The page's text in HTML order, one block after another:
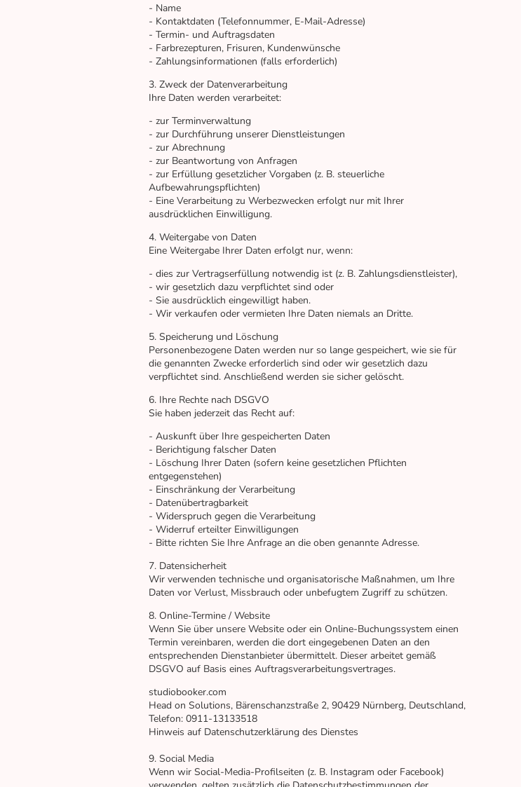
- Name
- Kontaktdaten (Telefonnummer, E-Mail-Adresse)
- Termin- und Auftragsdaten
- Farbrezepturen, Frisuren, Kundenwünsche
- Zahlungsinformationen (falls erforderlich)
3. Zweck der Datenverarbeitung
Ihre Daten werden verarbeitet:
- zur Terminverwaltung
- zur Durchführung unserer Dienstleistungen
- zur Abrechnung
- zur Beantwortung von Anfragen
- zur Erfüllung gesetzlicher Vorgaben (z. B. steuerliche
Aufbewahrungspflichten)
- Eine Verarbeitung zu Werbezwecken erfolgt nur mit Ihrer
ausdrücklichen Einwilligung.
4. Weitergabe von Daten
Eine Weitergabe Ihrer Daten erfolgt nur, wenn:
- dies zur Vertragserfüllung notwendig ist (z. B. Zahlungsdienstleister),
- wir gesetzlich dazu verpflichtet sind oder
- Sie ausdrücklich eingewilligt haben.
- Wir verkaufen oder vermieten Ihre Daten niemals an Dritte.
5. Speicherung und Löschung
Personenbezogene Daten werden nur so lange gespeichert, wie sie für
die genannten Zwecke erforderlich sind oder wir gesetzlich dazu
verpflichtet sind. Anschließend werden sie sicher gelöscht.
6. Ihre Rechte nach DSGVO
Sie haben jederzeit das Recht auf:
- Auskunft über Ihre gespeicherten Daten
- Berichtigung falscher Daten
- Löschung Ihrer Daten (sofern keine gesetzlichen Pflichten
entgegenstehen)
- Einschränkung der Verarbeitung
- Datenübertragbarkeit
- Widerspruch gegen die Verarbeitung
- Widerruf erteilter Einwilligungen
- Bitte richten Sie Ihre Anfrage an die oben genannte Adresse.
7. Datensicherheit
Wir verwenden technische und organisatorische Maßnahmen, um Ihre
Daten vor Verlust, Missbrauch oder unbefugtem Zugriff zu schützen.
8. Online-Termine / Website
Wenn Sie über unsere Website oder ein Online-Buchungssystem einen
Termin vereinbaren, werden die dort eingegebenen Daten an den
entsprechenden Dienstanbieter übermittelt. Dieser arbeitet gemäß
DSGVO auf Basis eines Auftragsverarbeitungsvertrages.
studiobooker.com
Head on Solutions, Bärenschanzstraße 2, 90429 Nürnberg, Deutschland,
Telefon: 0911-13133518
Hinweis auf Datenschutzerklärung des Dienstes
9. Social Media
Wenn wir Social-Media-Profilseiten (z. B. Instagram oder Facebook)